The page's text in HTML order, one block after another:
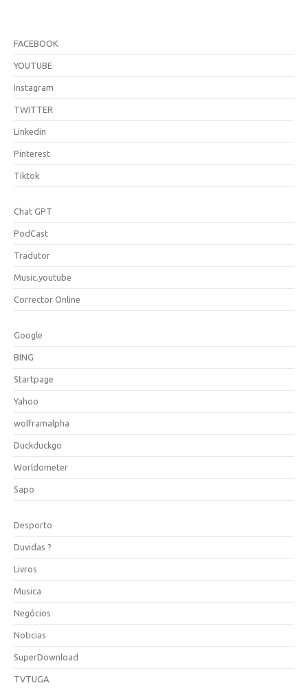
FACEBOOK
YOUTUBE
Instagram
TWITTER
Linkedin
Pinterest
Tiktok
Chat GPT
PodCast
Tradutor
Music.youtube
Corrector Online
Google
BING
Startpage
Yahoo
wolframalpha
Duckduckgo
Worldometer
Sapo
Desporto
Duvidas ?
Livros
Musica
Negócios
Noticias
SuperDownload
TVTUGA